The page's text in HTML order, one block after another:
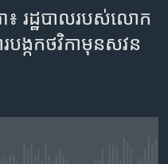
៖​ រដ្ឋបាល​របស់​លោក
បង្កក​ថវិកា​មុន​សវន